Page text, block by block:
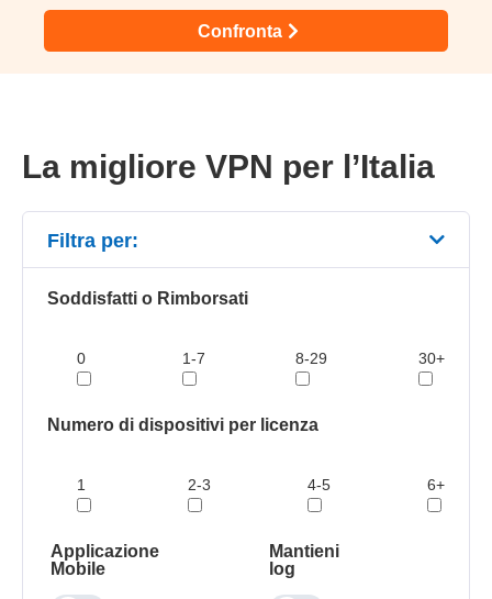
Confronta
La migliore VPN per l’Italia
Filtra per:
Soddisfatti o Rimborsati
0 1-7 8-29 30+
Numero di dispositivi per licenza
1 2-3 4-5 6+
Applicazione
Mobile
Mantieni
log